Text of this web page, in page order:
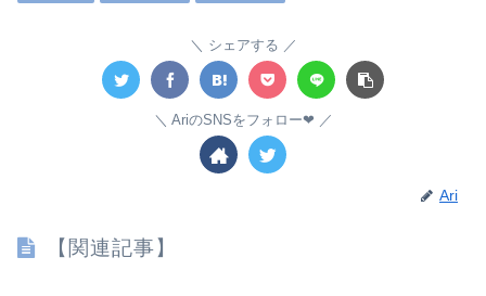
シェアする
AriのSNSをフォロー❤︎
Ari
【関連記事】